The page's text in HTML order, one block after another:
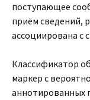
поступающее
приём сведений,
ассоциирована с
Классификатор
маркер с
аннотированных